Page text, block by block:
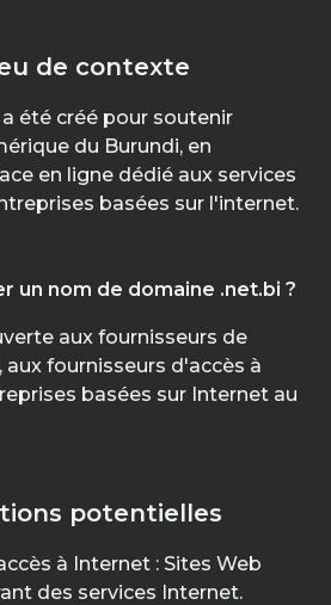
de contexte
été créé pour soutenir
du Burundi, en
en ligne dédié aux services
basées sur l'internet.
un nom de domaine .net.bi ?
aux fournisseurs de
aux fournisseurs d'accès à
basées sur Internet au
potentielles
à Internet : Sites Web
des services Internet.